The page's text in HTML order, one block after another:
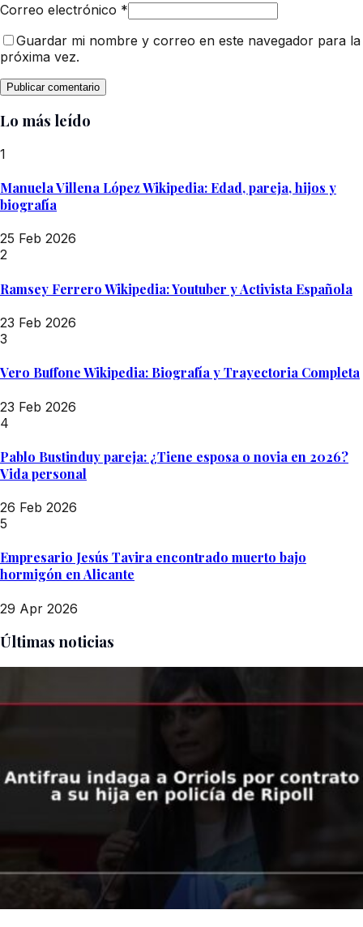
Correo electrónico *
Guardar mi nombre y correo en este navegador para la
próxima vez.
Lo más leído
1
Manuela Villena López Wikipedia: Edad, pareja, hijos y
biografía
25 Feb 2026
2
Ramsey Ferrero Wikipedia: Youtuber y Activista Española
23 Feb 2026
3
Vero Buffone Wikipedia: Biografía y Trayectoria Completa
23 Feb 2026
4
Pablo Bustinduy pareja: ¿Tiene esposa o novia en 2026?
Vida personal
26 Feb 2026
5
Empresario Jesús Tavira encontrado muerto bajo
hormigón en Alicante
29 Apr 2026
Últimas noticias